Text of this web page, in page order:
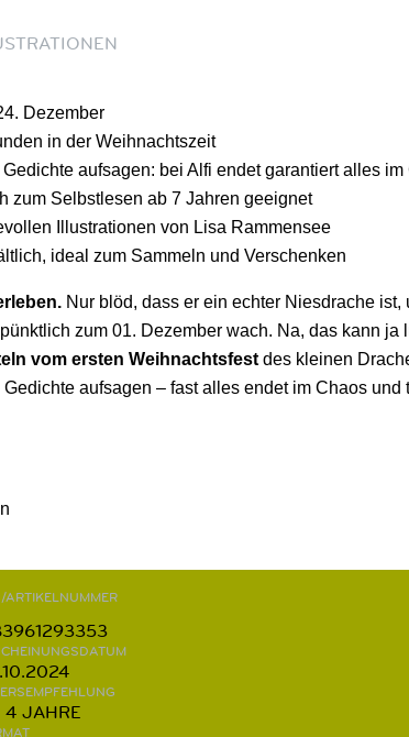
Dezember
in der Weihnachtszeit
aufsagen: bei Alfi endet garantiert alles im
zum Selbstlesen ab 7 Jahren geeignet
Illustrationen von Lisa Rammensee
ideal zum Sammeln und Verschenken
Nur blöd, dass er ein echter Niesdrache ist,
zum 01. Dezember wach. Na, das kann
vom ersten Weihnachtsfest des kleinen
aufsagen – fast alles endet im Chaos
ARTIKELNUMMER
4 JAHRE